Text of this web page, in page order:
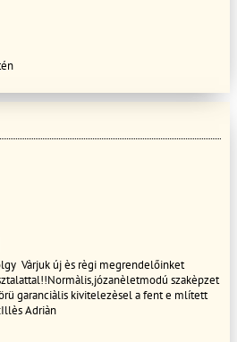
árajánlat készítés esetenként,
Vàrjuk új ès règi megrendelőinket
szakèpzet
garanciàlis kivitelezèsel a fent e mlített
Adriàn